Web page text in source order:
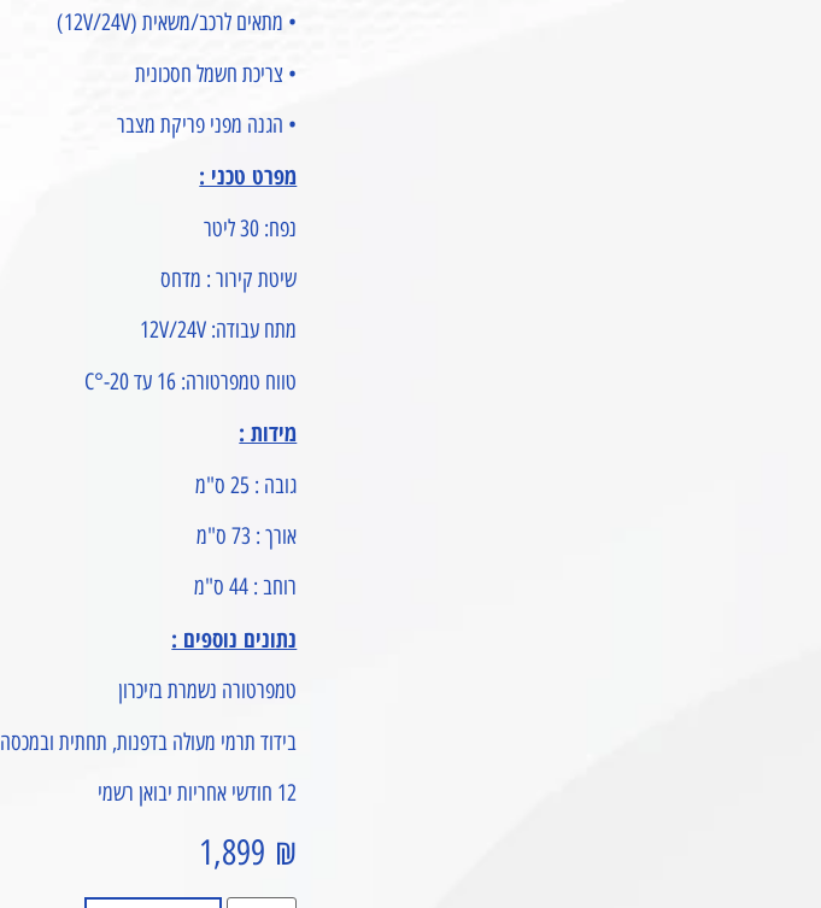
• מתאים לרכב/משאית (12V/24V)
• צריכת חשמל חסכונית
• הגנה מפני פריקת מצבר
מפרט טכני :
נפח: 30 ליטר
שיטת קירור : מדחס
מתח עבודה: 12V/24V
טווח טמפרטורה: 16 עד 20-°C
מידות :
גובה : 25 ס"מ
אורך : 73 ס"מ
רוחב : 44 ס"מ
נתונים נוספים :
טמפרטורה נשמרת בזיכרון
בידוד תרמי מעולה בדפנות, תחתית ובמכסה
12 חודשי אחריות יבואן רשמי
1,899 ₪